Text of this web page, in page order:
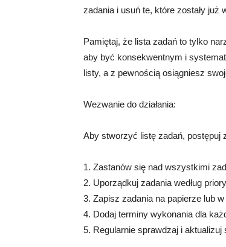
zadania i usuń te, które zostały już
Pamiętaj, że lista zadań to tylko
aby być konsekwentnym i
listy, a z pewnością osiągniesz
Wezwanie do działania:
Aby stworzyć listę zadań, postępuj
1. Zastanów się nad wszystkimi
2. Uporządkuj zadania według
3. Zapisz zadania na papierze lub
4. Dodaj terminy wykonania dla
5. Regularnie sprawdzaj i aktualizuj